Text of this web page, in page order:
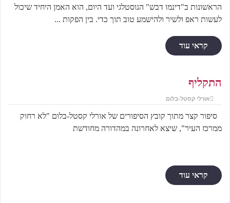
הראשונות ב"דינמו דבש" הנוסטלגי ועד היום, הוא האמן היחיד שיכול
לעשות ראפ ולשיר ולהישמע טוב תוך כדי. בין הפקות ...
קראי עוד
התקליף
אורלי קסטל-בלום
סיפור קצר מתוך קובץ הסיפורים של אורלי קסטל-בלום "לא רחוק
ממרכז העיר", שיצא לאחרונה במהדורה מחודשת
קראי עוד